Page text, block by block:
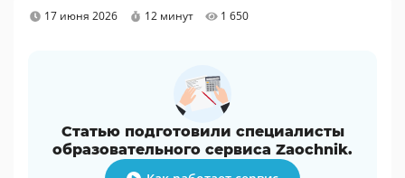
17 июня 2026 12 минут 1 650
Статью подготовили специалисты
образовательного сервиса Zaochnik.